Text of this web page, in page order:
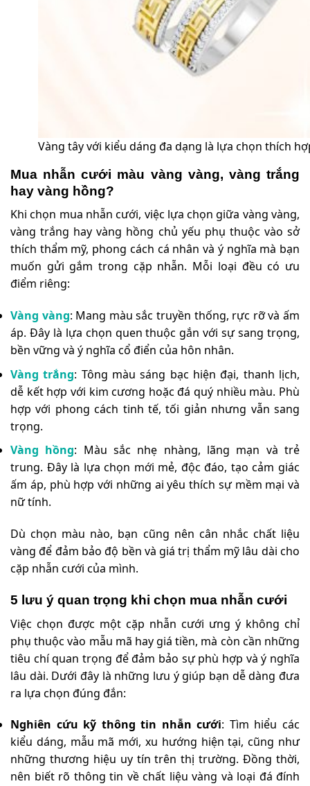
Vàng tây với kiểu dáng đa dạng là lựa chọn thích
Mua nhẫn cưới màu vàng vàng, vàng trắng
hay vàng hồng?
Khi chọn mua nhẫn cưới, việc lựa chọn giữa vàng vàng,
vàng trắng hay vàng hồng chủ yếu phụ thuộc vào sở
thích thẩm mỹ, phong cách cá nhân và ý nghĩa mà bạn
muốn gửi gắm trong cặp nhẫn. Mỗi loại đều có ưu
điểm riêng:
Vàng vàng: Mang màu sắc truyền thống, rực rỡ và ấm
áp. Đây là lựa chọn quen thuộc gắn với sự sang trọng,
bền vững và ý nghĩa cổ điển của hôn nhân.
Vàng trắng: Tông màu sáng bạc hiện đại, thanh lịch,
dễ kết hợp với kim cương hoặc đá quý nhiều màu. Phù
hợp với phong cách tinh tế, tối giản nhưng vẫn sang
trọng.
Vàng hồng: Màu sắc nhẹ nhàng, lãng mạn và trẻ
trung. Đây là lựa chọn mới mẻ, độc đáo, tạo cảm giác
ấm áp, phù hợp với những ai yêu thích sự mềm mại và
nữ tính.
Dù chọn màu nào, bạn cũng nên cân nhắc chất liệu
vàng để đảm bảo độ bền và giá trị thẩm mỹ lâu dài cho
cặp nhẫn cưới của mình.
5 lưu ý quan trọng khi chọn mua nhẫn cưới
Việc chọn được một cặp nhẫn cưới ưng ý không chỉ
phụ thuộc vào mẫu mã hay giá tiền, mà còn cần những
tiêu chí quan trọng để đảm bảo sự phù hợp và ý nghĩa
lâu dài. Dưới đây là những lưu ý giúp bạn dễ dàng đưa
ra lựa chọn đúng đắn:
Nghiên cứu kỹ thông tin nhẫn cưới: Tìm hiểu các
kiểu dáng, mẫu mã mới, xu hướng hiện tại, cũng như
những thương hiệu uy tín trên thị trường. Đồng thời,
nên biết rõ thông tin về chất liệu vàng và loại đá đính